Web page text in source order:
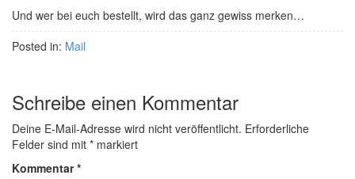
Und wer bei euch bestellt, wird das ganz gewiss merken…
Posted in: Mail
Schreibe einen Kommentar
Deine E-Mail-Adresse wird nicht veröffentlicht. Erforderliche
Felder sind mit * markiert
Kommentar*